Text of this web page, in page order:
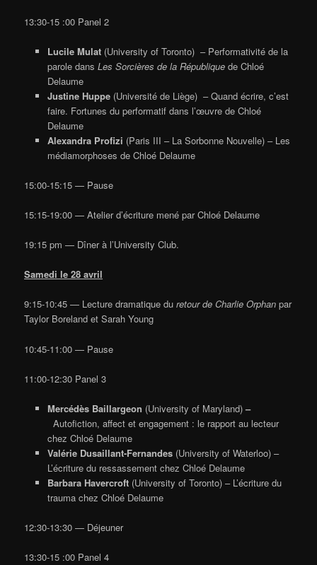
13:30-15 :00 Panel 2
Lucile Mulat (University of Toronto) – Performativité de la
parole dans Les Sorcières de la République de Chloé
Delaume
Justine Huppe (Université de Liège) – Quand écrire, c’est
faire. Fortunes du performatif dans l’œuvre de Chloé
Delaume
Alexandra Profizi (Paris III – La Sorbonne Nouvelle) – Les
médiamorphoses de Chloé Delaume
15:00-15:15 — Pause
15:15-19:00 — Atelier d’écriture mené par Chloé Delaume
19:15 pm — Dîner à l’University Club.
Samedi le 28 avril
9:15-10:45 — Lecture dramatique duretour de Charlie Orphan par
Taylor Boreland et Sarah Young
10:45-11:00 — Pause
11:00-12:30 Panel 3
Mercédès Baillargeon (University of Maryland) –
Autofiction, affect et engagement : le rapport au lecteur
chez Chloé Delaume
Valérie Dusaillant-Fernandes(University of Waterloo) –
L’écriture du ressassement chez Chloé Delaume
Barbara Havercroft (University of Toronto) – L’écriture du
trauma chez Chloé Delaume
12:30-13:30 — Déjeuner
13:30-15 :00 Panel 4